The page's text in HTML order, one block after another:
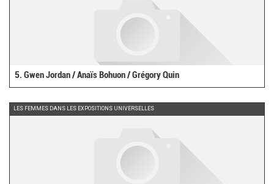
5. Gwen Jordan / Anaïs Bohuon / Grégory Quin
LES FEMMES DANS LES EXPOSITIONS UNIVERSELLES